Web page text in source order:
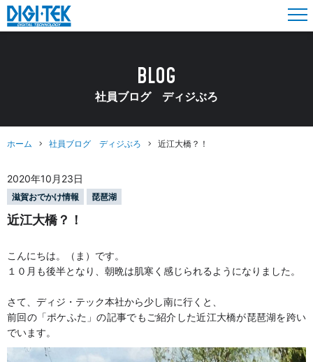
BLOG
社員ブログ ディジぶろ
ホーム 社員ブログ ディジぶろ 近江大橋？！
2020年10月23日
滋賀おでかけ情報 琵琶湖
近江大橋？！
こんにちは。（ま）です。
１０月も後半となり、朝晩は肌寒く感じられるようになりました。
さて、ディジ・テック本社から少し南に行くと、
前回の「ポケふた」の記事でもご紹介した近江大橋が琵琶湖を跨い
でいます。